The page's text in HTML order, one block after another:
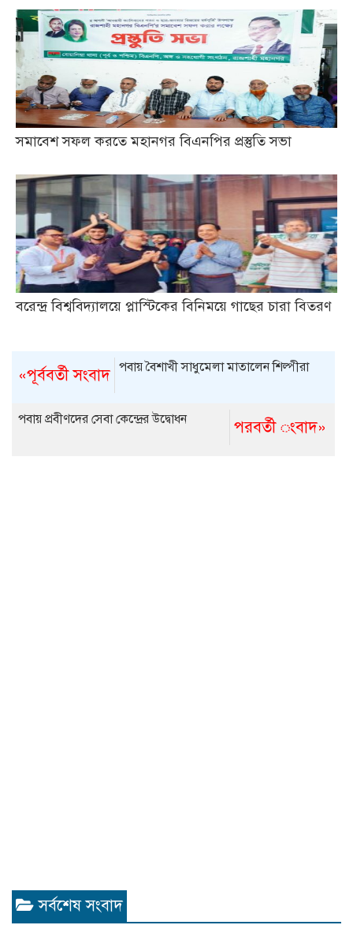
সমাবেশ সফল করতে মহানগর বিএনপির প্রস্তুতি সভা
বরেন্দ্র বিশ্ববিদ্যালয়ে প্লাস্টিকের বিনিময়ে গাছের চারা বিতরণ
«পূর্ববর্তী সংবাদ পবায় বৈশাখী সাধুমেলা মাতালেন শিল্পীরা
পরবর্তী ংবাদ»
পবায় প্রবীণদের সেবা কেন্দ্রের উদ্বোধন
সর্বশেষ সংবাদ